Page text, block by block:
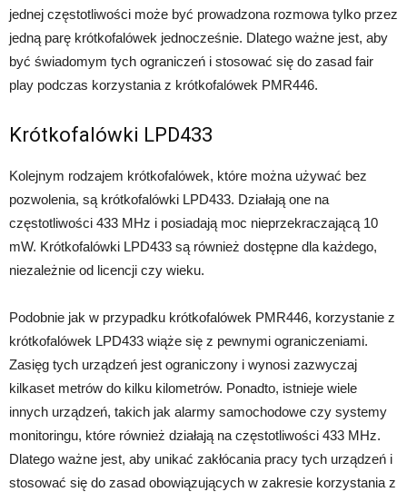
jednej częstotliwości może być prowadzona rozmowa tylko przez
jedną parę krótkofalówek jednocześnie. Dlatego ważne jest, aby
być świadomym tych ograniczeń i stosować się do zasad fair
play podczas korzystania z krótkofalówek PMR446.
Krótkofalówki LPD433
Kolejnym rodzajem krótkofalówek, które można używać bez
pozwolenia, są krótkofalówki LPD433. Działają one na
częstotliwości 433 MHz i posiadają moc nieprzekraczającą 10
mW. Krótkofalówki LPD433 są również dostępne dla każdego,
niezależnie od licencji czy wieku.
Podobnie jak w przypadku krótkofalówek PMR446, korzystanie z
krótkofalówek LPD433 wiąże się z pewnymi ograniczeniami.
Zasięg tych urządzeń jest ograniczony i wynosi zazwyczaj
kilkaset metrów do kilku kilometrów. Ponadto, istnieje wiele
innych urządzeń, takich jak alarmy samochodowe czy systemy
monitoringu, które również działają na częstotliwości 433 MHz.
Dlatego ważne jest, aby unikać zakłócania pracy tych urządzeń i
stosować się do zasad obowiązujących w zakresie korzystania z